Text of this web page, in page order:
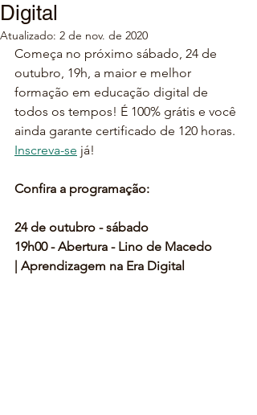
Digital
Atualizado: 2 de nov. de 2020
Começa no próximo sábado, 24 de
outubro, 19h, a maior e melhor
formação em educação digital de
todos os tempos! É 100% grátis e você
ainda garante certificado de 120 horas.
Inscreva-se já!
Confira a programação:
24 de outubro - sábado
19h00 - Abertura - Lino de Macedo
| Aprendizagem na Era Digital